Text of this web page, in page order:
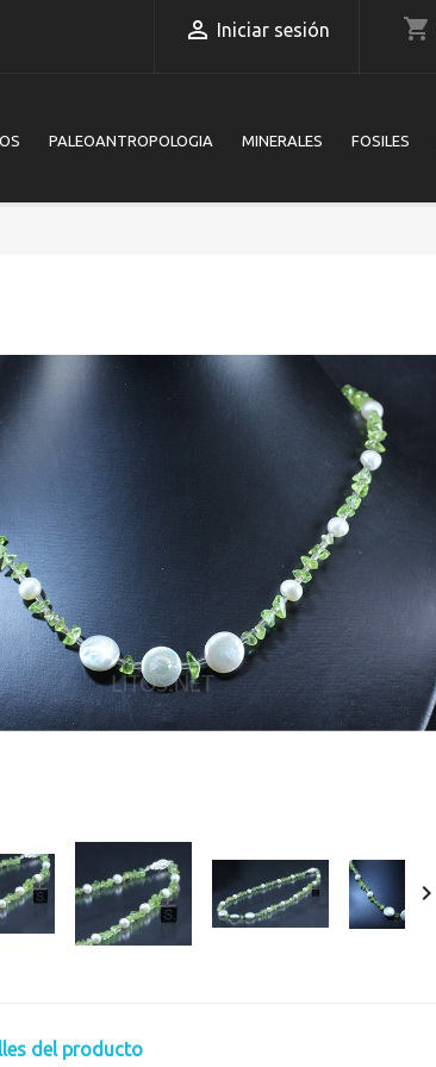
 Iniciar sesión shopping_cart
PALEOANTROPOLOGIA MINERALES FOSILES

del producto